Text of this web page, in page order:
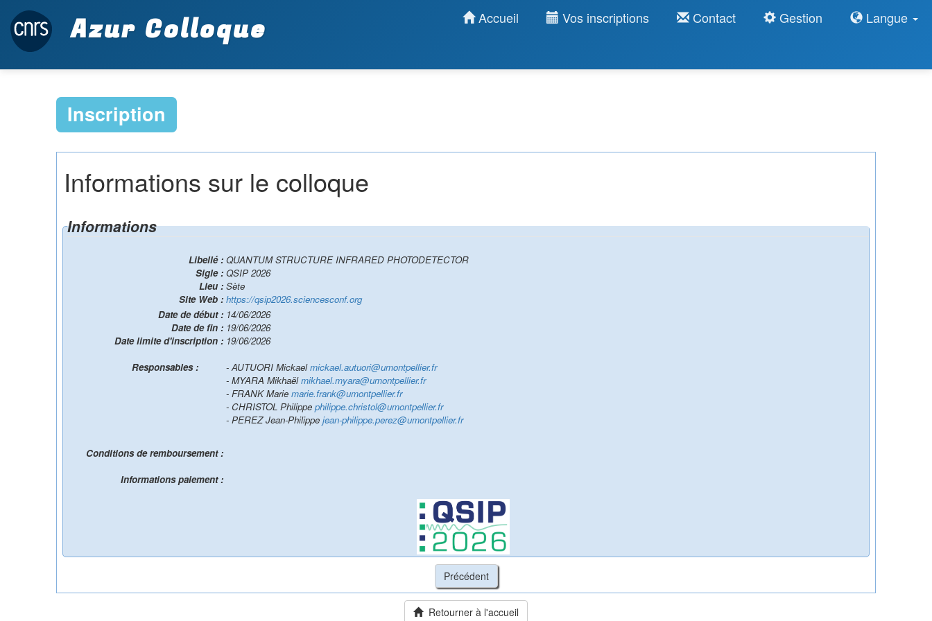
Azur Colloque Accueil Vos inscriptions Contact Gestion Langue
Inscription
Informations sur le colloque
Informations
Libellé : QUANTUM STRUCTURE INFRARED PHOTODETECTOR
Sigle : QSIP 2026
Lieu : Sète
Site Web : https://qsip2026.sciencesconf.org
Date de début : 14/06/2026
Date de fin : 19/06/2026
Date limite d'inscription : 19/06/2026
- AUTUORI Mickaelmickael.autuori@umontpellier.fr
- MYARA Mikhaëlmikhael.myara@umontpellier.fr
- FRANK Marie marie.frank@umontpellier.fr
- CHRISTOL Philippe philippe.christol@umontpellier.fr
- PEREZ Jean-Philippe jean-philippe.perez@umontpellier.fr
Conditions de remboursement :
Informations paiement :
Retourner à l'accueil